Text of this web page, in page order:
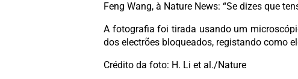
Feng Wang, à Nature News: “Se dizes que
A fotografia foi tirada usando um
dos electrões bloqueados, registando como
Crédito da foto: H. Li et al./Nature